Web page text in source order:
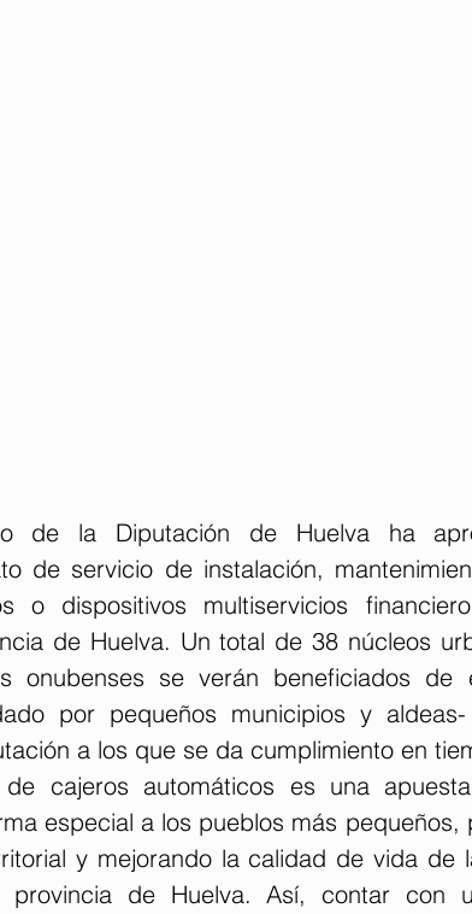
de la Diputación de Huelva ha
de servicio de instalación,
o dispositivos multiservicios
de Huelva. Un total de 38 núcleos
onubenses se verán beneficiados de
por pequeños municipios y
a los que se da cumplimiento en
cajeros automáticos es una
especial a los pueblos más pequeños,
y mejorando la calidad de vida de
provincia de Huelva. Así, contar con